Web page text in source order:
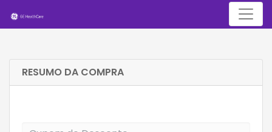
Menu
RESUMO DA COMPRA